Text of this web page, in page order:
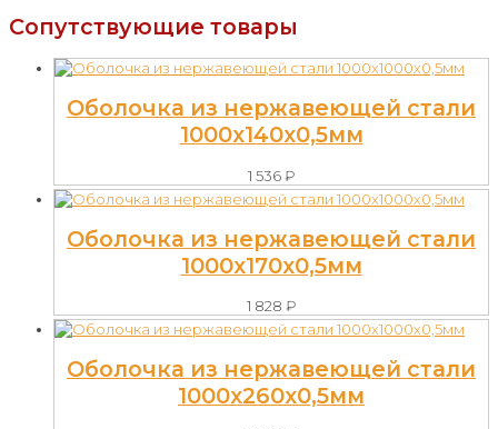
Сопутствующие товары
Оболочка из нержавеющей стали
1000х140х0,5мм
1 536₽
Оболочка из нержавеющей стали
1000х170х0,5мм
1 828 ₽
Оболочка из нержавеющей стали
1000х260х0,5мм